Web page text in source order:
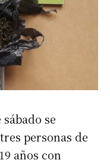
se
personas de
años con